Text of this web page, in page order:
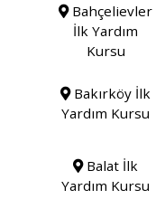
Bahçelievler
İlk Yardım
Kursu
Bakırköy İlk
Yardım Kursu
Balat İlk
Yardım Kursu